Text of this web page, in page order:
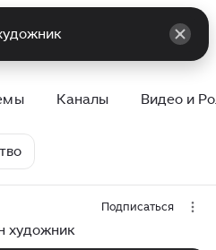
Каналы Видео и
Подписаться
художник